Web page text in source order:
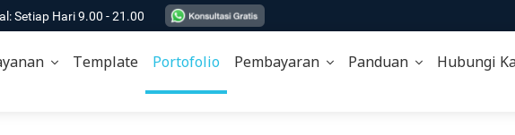
Setiap Hari 9.00 - 21.00
Template Portofolio Pembayaran Panduan Hubungi